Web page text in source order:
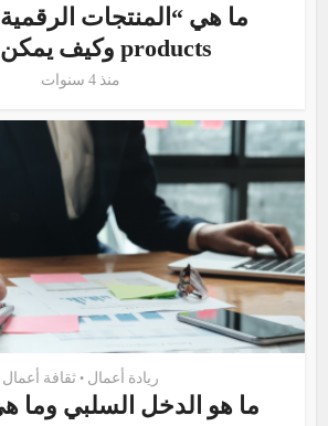
products وكيف يمكن بيعها
منذ 4 سنوات
ثقافة أعمال • ريادة أعمال
ما هو الدخل السلبي وما